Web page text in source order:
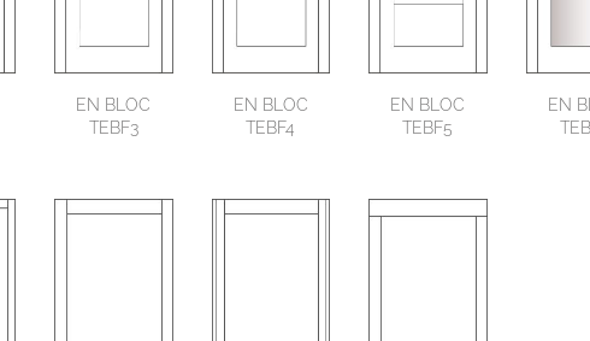
EN BLOC
TEBF3
EN BLOC
TEBF4
EN BLOC
TEBF5
EN